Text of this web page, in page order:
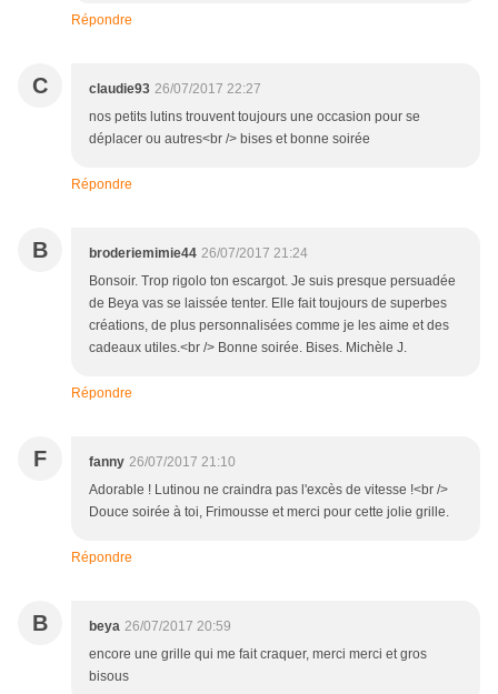
Répondre
C claudie93 26/07/2017 22:27
nos petits lutins trouvent toujours une occasion pour se
déplacer ou autres<br /> bises et bonne soirée
Répondre
B broderiemimie44 26/07/2017 21:24
Bonsoir. Trop rigolo ton escargot. Je suis presque persuadée
de Beya vas se laissée tenter. Elle fait toujours de superbes
créations, de plus personnalisées comme je les aime et des
cadeaux utiles.<br /> Bonne soirée. Bises. Michèle J.
Répondre
F fanny 26/07/2017 21:10
Adorable ! Lutinou ne craindra pas l'excès de vitesse !<br />
Douce soirée à toi, Frimousse et merci pour cette jolie grille.
Répondre
B beya 26/07/2017 20:59
encore une grille qui me fait craquer, merci merci et gros
bisous